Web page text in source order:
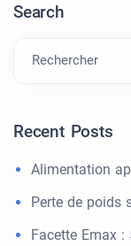
Search
Rechercher
Recent Posts
Alimentation
Perte de poids
Facette Emax :